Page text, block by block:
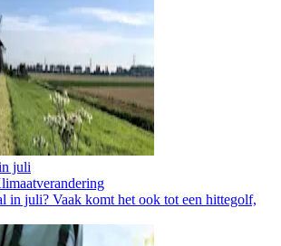
juli
in juli? Vaak komt het ook tot een hittegolf,